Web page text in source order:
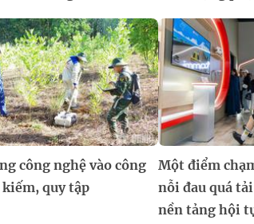
công nghệ vào công
quy tập
Một điểm
nỗi đau quá
nền tảng hội